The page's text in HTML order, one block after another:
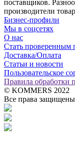
поставщиков.
производители
Бизнес-профили
Мы в соцсетях
О нас
Стать проверенным
Доставка/Оплата
Статьи и новости
Пользовательское
Правила обработки
© KOMMERS 2022
Все права защищены